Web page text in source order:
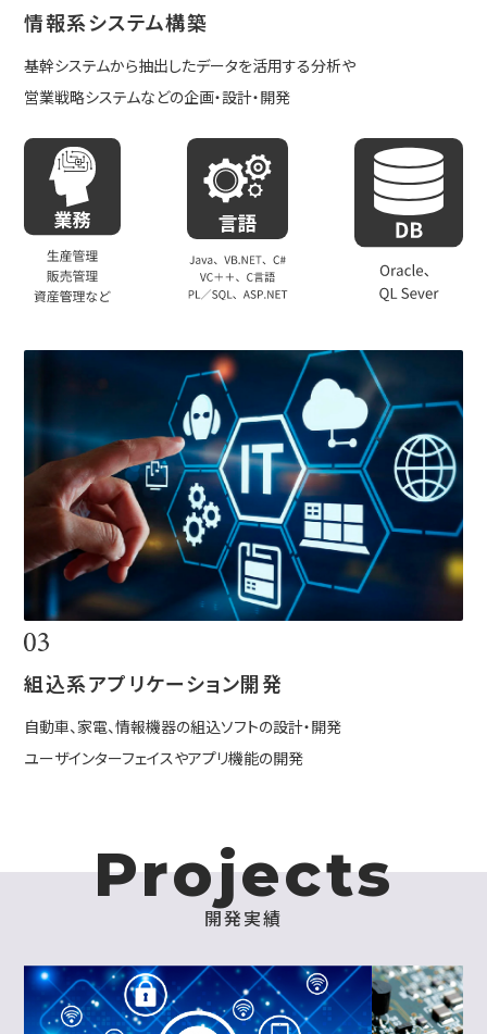
情報系システム構築
基幹システムから抽出したデータを活用する分析や
営業戦略システムなどの企画・設計・開発
組込系アプリケーション開発
自動車、家電、情報機器の組込ソフトの設計・開発
ユーザインターフェイスやアプリ機能の開発
Projects
開発実績